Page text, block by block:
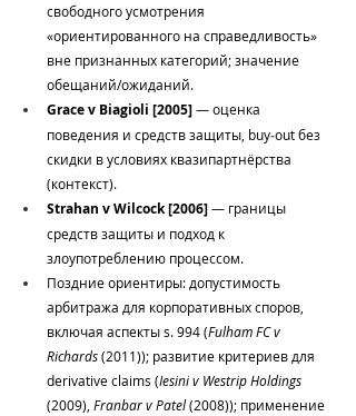
свободного усмотрения
«ориентированного на справедливость»
вне признанных категорий; значение
обещаний/ожиданий.
Grace v Biagioli [2005] — оценка
поведения и средств защиты, buy‑out без
скидки в условиях квазипартнёрства
(контекст).
Strahan v Wilcock [2006] — границы
средств защиты и подход к
злоупотреблению процессом.
Поздние ориентиры: допустимость
арбитража для корпоративных споров,
включая аспекты s. 994 (Fulham FC v
Richards (2011)); развитие критериев для
derivative claims (Iesini v Westrip Holdings
(2009), Franbar v Patel (2008)); применение